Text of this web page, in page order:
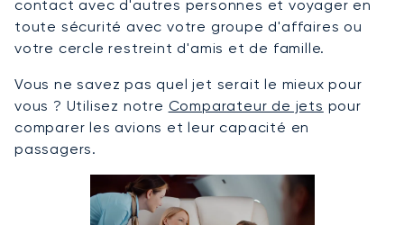
contact avec d'autres personnes et voyager en
toute sécurité avec votre groupe d'affaires ou
votre cercle restreint d'amis et de famille.
Vous ne savez pas quel jet serait le mieux pour
vous ? Utilisez notre Comparateur de jets pour
comparer les avions et leur capacité en
passagers.